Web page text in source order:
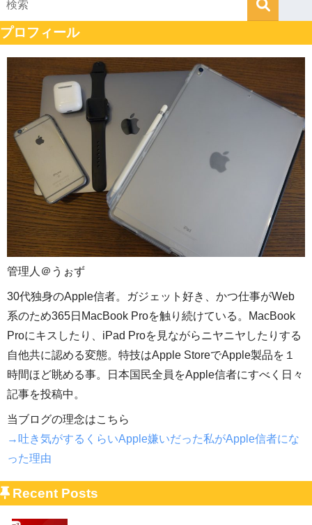
プロフィール
管理人＠うぉず
30代独身のApple信者。ガジェット好き、かつ仕事がWeb
系のため365日MacBook Proを触り続けている。MacBook
Proにキスしたり、iPad Proを見ながらニヤニヤしたりする
自他共に認める変態。特技はApple StoreでApple製品を１
時間ほど眺める事。日本国民全員をApple信者にすべく日々
記事を投稿中。
当ブログの理念はこちら
→吐き気がするくらいApple嫌いだった私がApple信者にな
った理由
Recent Posts